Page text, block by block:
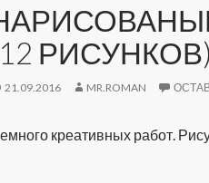
РИСУНКОВ)
21.09.2016 MR.ROMAN
креативных работ.